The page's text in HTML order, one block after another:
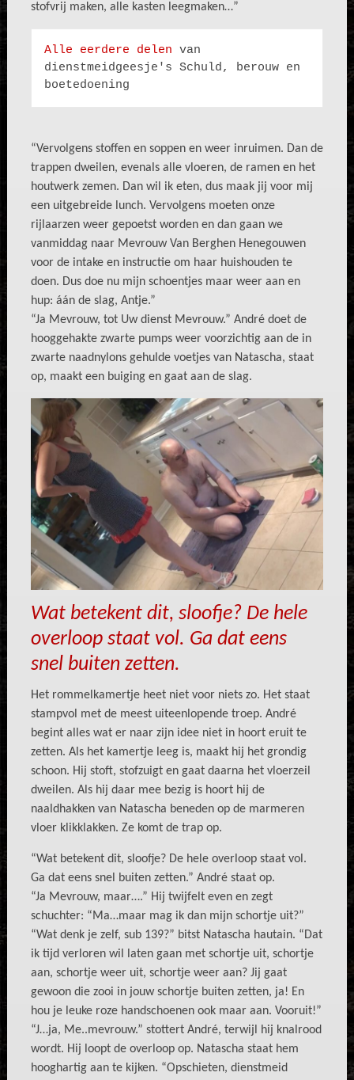
stofvrij maken, alle kasten leegmaken…”
Alle eerdere delen van
dienstmeidgeesje's Schuld, berouw en
boetedoening
“Vervolgens stoffen en soppen en weer inruimen. Dan de
trappen dweilen, evenals alle vloeren, de ramen en het
houtwerk zemen. Dan wil ik eten, dus maak jij voor mij
een uitgebreide lunch. Vervolgens moeten onze
rijlaarzen weer gepoetst worden en dan gaan we
vanmiddag naar Mevrouw Van Berghen Henegouwen
voor de intake en instructie om haar huishouden te
doen. Dus doe nu mijn schoentjes maar weer aan en
hup: áán de slag, Antje.”
“Ja Mevrouw, tot Uw dienst Mevrouw.” André doet de
hooggehakte zwarte pumps weer voorzichtig aan de in
zwarte naadnylons gehulde voetjes van Natascha, staat
op, maakt een buiging en gaat aan de slag.
Wat betekent dit, sloofje? De hele
overloop staat vol. Ga dat eens
snel buiten zetten.
Het rommelkamertje heet niet voor niets zo. Het staat
stampvol met de meest uiteenlopende troep. André
begint alles wat er naar zijn idee niet in hoort eruit te
zetten. Als het kamertje leeg is, maakt hij het grondig
schoon. Hij stoft, stofzuigt en gaat daarna het vloerzeil
dweilen. Als hij daar mee bezig is hoort hij de
naaldhakken van Natascha beneden op de marmeren
vloer klikklakken. Ze komt de trap op.
“Wat betekent dit, sloofje? De hele overloop staat vol.
Ga dat eens snel buiten zetten.” André staat op.
“Ja Mevrouw, maar….” Hij twijfelt even en zegt
schuchter: “Ma…maar mag ik dan mijn schortje uit?”
“Wat denk je zelf, sub 139?” bitst Natascha hautain. “Dat
ik tijd verloren wil laten gaan met schortje uit, schortje
aan, schortje weer uit, schortje weer aan? Jij gaat
gewoon die zooi in jouw schortje buiten zetten, ja! En
hou je leuke roze handschoenen ook maar aan. Vooruit!”
“J…ja, Me..mevrouw.” stottert André, terwijl hij knalrood
wordt. Hij loopt de overloop op. Natascha staat hem
hooghartig aan te kijken. “Opschieten, dienstmeid